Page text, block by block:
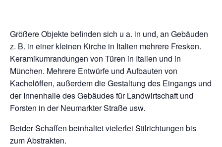
Größere Objekte befinden sich u a. in und, an Gebäuden
z. B. in einer kleinen Kirche in Italien mehrere Fresken.
Keramikumrandungen von Türen in Italien und in
München. Mehrere Entwürfe und Aufbauten von
Kachelöffen, außerdem die Gestaltung des Eingangs und
der Innenhalle des Gebäudes für Landwirtschaft und
Forsten in der Neumarkter Straße usw.
Beider Schaffen beinhaltet vielerlei Stilrichtungen bis
zum Abstrakten.